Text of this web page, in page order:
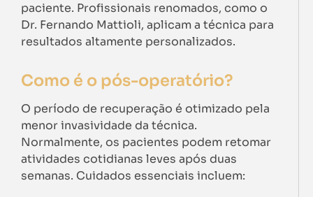
paciente. Profissionais renomados, como o
Dr. Fernando Mattioli, aplicam a técnica para
resultados altamente personalizados.
Como é o pós-operatório?
O período de recuperação é otimizado pela
menor invasividade da técnica.
Normalmente, os pacientes podem retomar
atividades cotidianas leves após duas
semanas. Cuidados essenciais incluem: